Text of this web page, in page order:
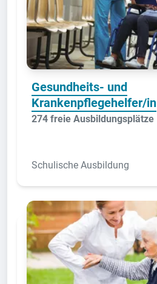
Gesundheits- und
Krankenpflegehelfer/in
274 freie Ausbildungsplätze
Schulische Ausbildung